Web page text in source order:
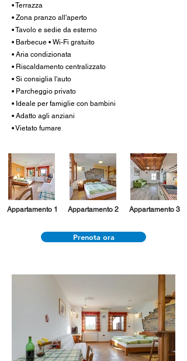
• Terrazza
• Zona pranzo all'aperto
• Tavolo e sedie da esterno
• Barbecue • Wi-Fi gratuito
• Aria condizionata
• Riscaldamento centralizzato
• Si consiglia l'auto
• Parcheggio privato
• Ideale per famiglie con bambini
• Adatto agli anziani
• Vietato fumare
Appartamento 1 Appartamento 2 Appartamento 3
Prenota ora